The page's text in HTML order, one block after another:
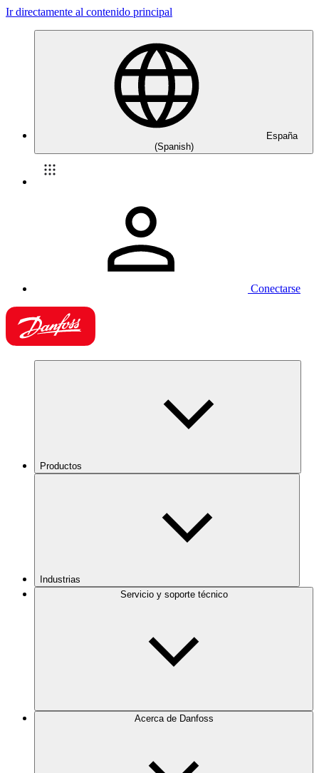
Ir directamente al contenido principal
España
(Spanish)
Conectarse
Productos
Industrias
Servicio y soporte técnico
Acerca de Danfoss